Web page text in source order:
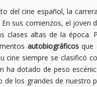
del cine español, la
sus comienzos, el joven
clases altas de la época.
autobiográficosque
cine siempre se clasificó
ha dotado de peso
de los grandes de nuestro